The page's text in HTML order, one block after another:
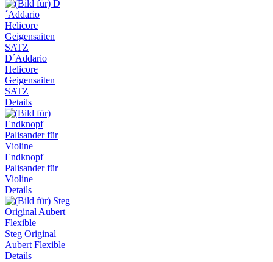
D´Addario
Helicore
Geigensaiten
SATZ
Details
Endknopf
Palisander für
Violine
Details
Steg Original
Aubert Flexible
Details